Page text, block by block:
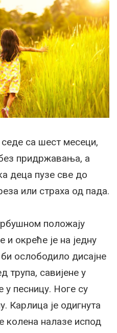
са шест месеци,
придржавања, а
деца пузе све до
или страха од пада.
положају
окреће је на једну
ослободило дисајне
трупа, савијене у
у песницу. Ноге су
Карлица је одигнута
колена налазе испод